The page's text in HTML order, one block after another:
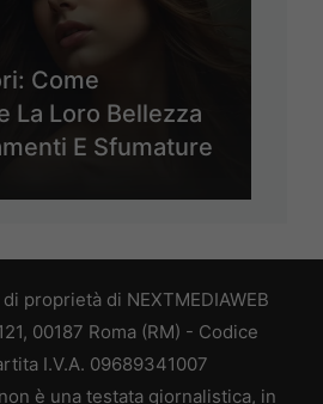
Come
La Loro Bellezza
E Sfumature
proprietà di NEXTMEDIAWEB
00187 Roma (RM) - Codice
I.V.A. 09689341007
è una testata giornalistica, in